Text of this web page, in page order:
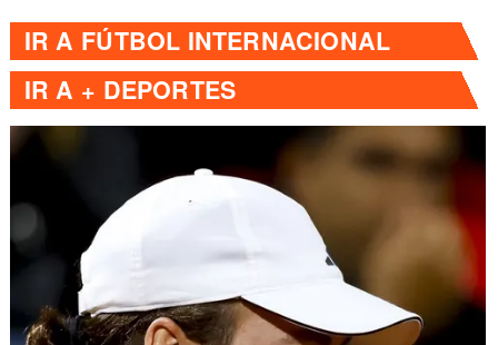
IR A FÚTBOL INTERNACIONAL
IR A + DEPORTES